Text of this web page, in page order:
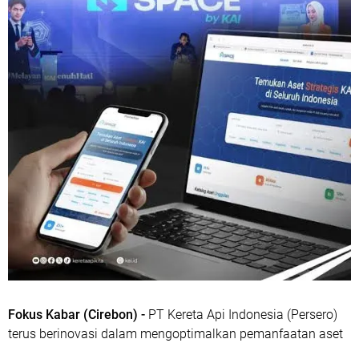
Fokus Kabar (Cirebon) - PT Kereta Api Indonesia (Persero)
terus berinovasi dalam mengoptimalkan pemanfaatan aset